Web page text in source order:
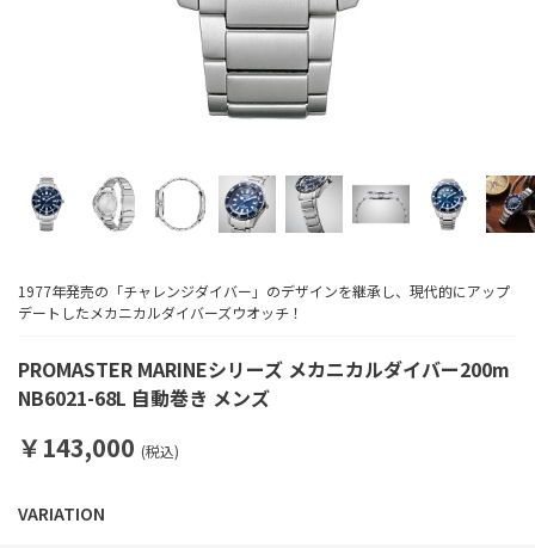
PROMASTER MARINEシリーズ メカニカルダイバー200m
NB6021-68L 自動巻き メンズ
1977年発売の「チャレンジダイバー」のデザインを継承し、現代的にアップ
デートしたメカニカルダイバーズウオッチ！
￥143,000 (税込)